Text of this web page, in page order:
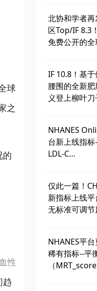
球
之
的
性
趋
北协和学者再
区Top/IF 8.3
免费公开的全
IF 10.8！基
腰围的全新肥
义登上柳叶刀
总
NHANES
台新上线指标
LDL-C
仅此一篇！
新指标上线平
无标准可调节
NHANES平
稀有指标--平
（